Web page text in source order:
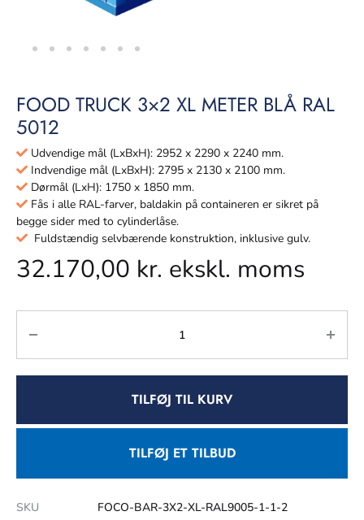
FOOD TRUCK 3×2 XL METER BLÅ RAL
5012
Udvendige mål (LxBxH): 2952 x 2290 x 2240 mm.
Indvendige mål (LxBxH): 2795 x 2130 x 2100 mm.
Dørmål (LxH): 1750 x 1850 mm.
Fås i alle RAL-farver, baldakin på containeren er sikret på
begge sider med to cylinderlåse.
Fuldstændig selvbærende konstruktion, inklusive gulv.
32.170,00 kr. ekskl. moms
TILFØJ TIL KURV
TILFØJ ET TILBUD
SKU
FOCO-BAR-3X2-XL-RAL9005-1-1-2